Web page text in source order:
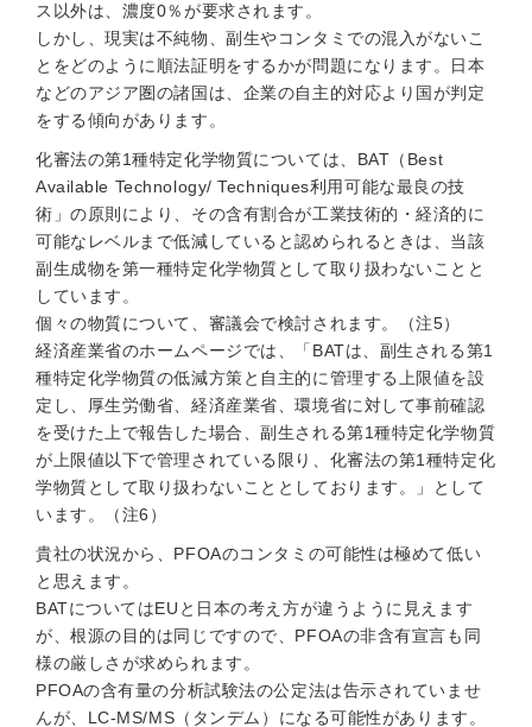
ス以外は、濃度0％が要求されます。
しかし、現実は不純物、副生やコンタミでの混入がないこ
とをどのように順法証明をするかが問題になります。日本
などのアジア圏の諸国は、企業の自主的対応より国が判定
をする傾向があります。
化審法の第1種特定化学物質については、BAT（Best
Available Technology/ Techniques利用可能な最良の技
術」の原則により、その含有割合が工業技術的・経済的に
可能なレベルまで低減していると認められるときは、当該
副生成物を第一種特定化学物質として取り扱わないことと
しています。
個々の物質について、審議会で検討されます。（注5）
経済産業省のホームページでは、「BATは、副生される第1
種特定化学物質の低減方策と自主的に管理する上限値を設
定し、厚生労働省、経済産業省、環境省に対して事前確認
を受けた上で報告した場合、副生される第1種特定化学物質
が上限値以下で管理されている限り、化審法の第1種特定化
学物質として取り扱わないこととしております。」として
います。（注6）
貴社の状況から、PFOAのコンタミの可能性は極めて低い
と思えます。
BATについてはEUと日本の考え方が違うように見えます
が、根源の目的は同じですので、PFOAの非含有宣言も同
様の厳しさが求められます。
PFOAの含有量の分析試験法の公定法は告示されていませ
んが、LC-MS/MS（タンデム）になる可能性があります。